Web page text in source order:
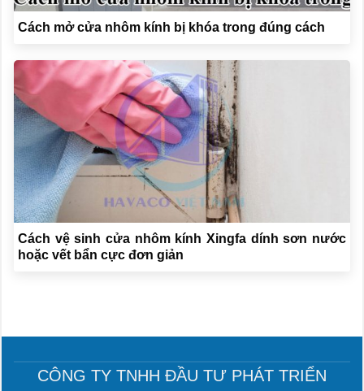
Cách mở cửa nhôm kính bị khóa trong đúng cách
Cách vệ sinh cửa nhôm kính Xingfa dính sơn nước
hoặc vết bẩn cực đơn giản
CÔNG TY TNHH ĐẦU TƯ PHÁT TRIỂN